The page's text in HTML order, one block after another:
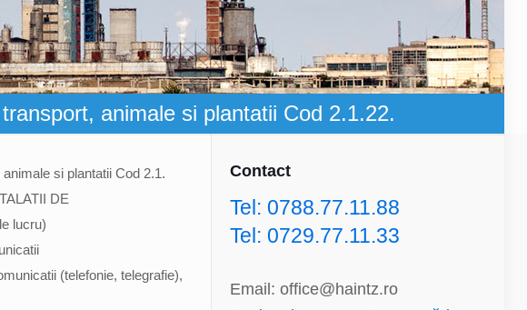
animale si plantatii Cod 2.1.22.
si plantatii Cod 2.1.
DE
lucru)
(telefonie, telegrafie),
Contact
Tel: 0788.77.11.88
Tel: 0729.77.11.33
Email: office@haintz.ro